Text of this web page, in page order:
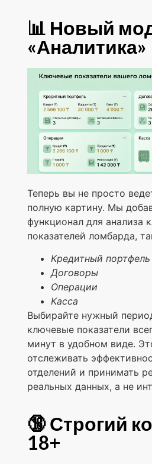
📊 Новый
«Аналитика»
Теперь вы не просто
полную картину. Мы
функционал для анализа
показателей ломбарда,
Кредитный портфель
Договоры
Операции
Касса
Выбирайте нужный
ключевые показатели
минут в удобном виде.
отслеживать
отделений и принимать
реальных данных, а не
🔞 Строгий
18+